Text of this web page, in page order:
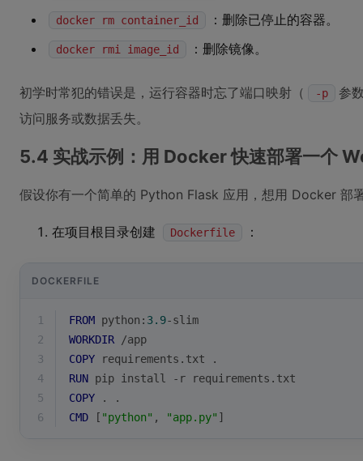
docker rm container_id ：删除已停止的容器。
docker rmi image_id ：删除镜像。
初学时常犯的错误是，运行容器时忘了端口映射（ -p
参
访问服务或数据丢失。
5.4 实战示例：用 Docker 快速部署一个
假设你有一个简单的 Python Flask 应用，想用 Docker 部
在项目根目录创建 Dockerfile ：
DOCKERFILE
1 FROM python: 3.9-slim
2
WORKDIR /app
3
COPY requirements.txt .
4
RUN pip install -r requirements.txt
5
COPY . .
6
CMD [ "python" , "app.py" ]